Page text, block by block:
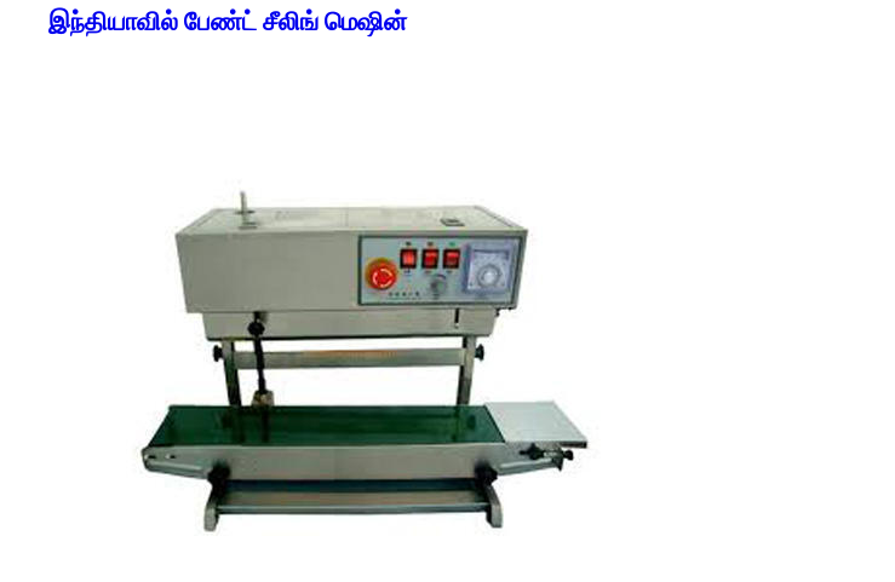
இந்தியாவில் பேண்ட் சீலிங் மெஷின்